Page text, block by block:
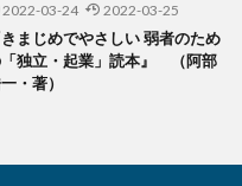
2022-03-24 2022-03-25
きまじめでやさしい 弱者のため
独立・起業」読本』 （阿部
・著）